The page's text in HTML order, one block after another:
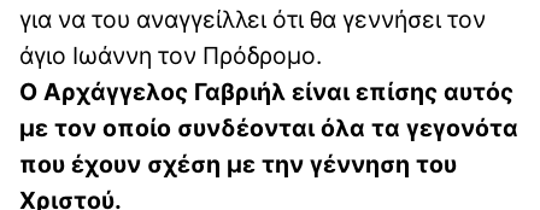
για να του αναγγείλλει ότι θα γεννήσει τον
άγιο Ιωάννη τον Πρόδρομο.
Ο Αρχάγγελος Γαβριήλ είναι επίσης αυτός
με τον οποίο συνδέονται όλα τα γεγονότα
που έχουν σχέση με την γέννηση του
Χριστού.